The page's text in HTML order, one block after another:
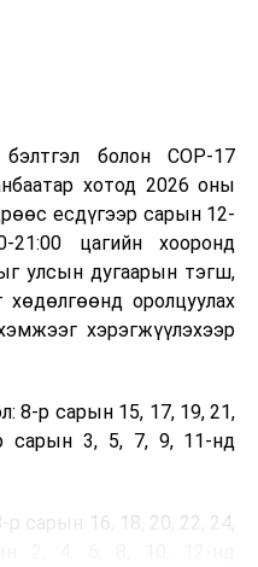
болон COP-17
хотод 2026 оны
есдүгээр сарын 12-
21:00 цагийн хооронд
улсын дугаарын тэгш,
хөдөлгөөнд оролцуулах
хэрэгжүүлэхээр
8-р сарын 15, 17, 19, 21,
сарын 3, 5, 7, 9, 11-нд
сарын 16, 18, 20, 22, 24,